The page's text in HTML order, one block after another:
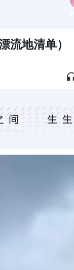
地清单）